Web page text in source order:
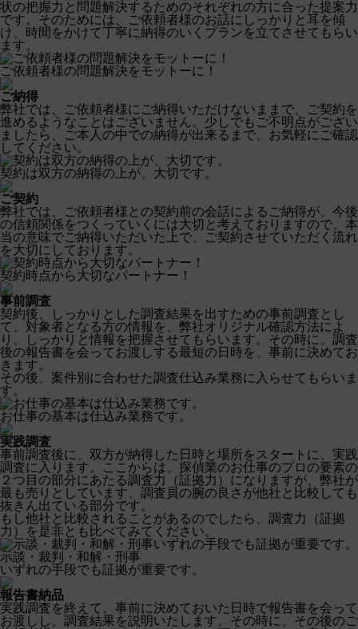
状の把握力と問題解決するためのそれぞれの方に合った提案力
です。そのためには、ご依頼者様のお話にしっかりと耳を傾
け、時間をかけて丁寧に納得のいくプランを立てさせてもらい
ます。
ご依頼者様の問題解決をモットーに！
ご納得
弊社では、ご依頼者様にご納得いただけないままで、ご契約を
進めるようなことはございません。少しでもご不明点がござい
ましたら、ご本人の中での納得が出来るまで、お気軽にご確認
してください。
契約は双方の納得の上が、大切です。
ご契約
弊社では、ご依頼者様との契約前の会話によるご納得が、今後
の信頼関係をつくっていくには大切と考えておりますので、本
当の意味でご納得いただいた上で、ご契約させていただく流れ
を大切にしております。
契約時点から大切なパートナー！
事前調査
契約後、しっかりとした調査結果を出すための事前調査とし
て、対象者となる方の情報を、弊社オリジナル確認方法によ
り、しっかりと情報を把握させてもらいます。その時に、調査
後の報告書を会ってお渡しする最短の日時を、事前に決めてお
きます。
その後、案件別に合わせた調査仕込み業務に入らせてもらいま
す。
お仕事の基本は仕込み業務です。
実践調査
事前調査後に、双方が納得した日時と場所をスタートに、実践
調査に入ります。ここからは、探偵業のお仕事のプロの要素の
２つ目の部分にあたる調査力（証拠力）になりますが、弊社が
最も売りとしています、調査員の腕の良さが他社と比較しても
抜きん出ている部分です。
もし他社と比較されることがあるのでしたら、調査力（証拠
力）を是非とも比べてみてください。
示談・裁判・和解・刑事
いずれの手段でも証拠が重要です。
報告書納品
実践調査を終えて、事前に決めておいた日時で報告書を会って
お渡しし、調査結果を説明いたします。その時に、その後のご